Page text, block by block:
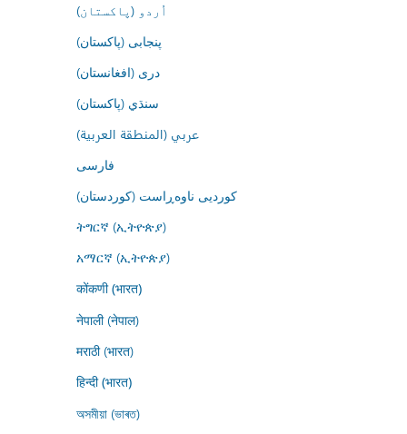
اُردو (پاکستان)
پنجابی (پاکستان)
درى (افغانستان)
سنڌي (پاکستان)
عربي (المنطقة العربية)
فارسى
کوردیی ناوەڕاست (کوردستان)
ትግርኛ (ኢትዮጵያ)
አማርኛ (ኢትዮጵያ)
कोंकणी (भारत)
नेपाली (नेपाल)
मराठी (भारत)
हिन्दी (भारत)
অসমীয়া (ভাৰত)